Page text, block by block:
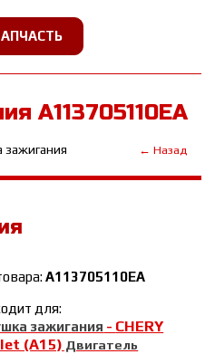
A113705110EA
зажигания ← Назад
A113705110EA
для:
зажигания - CHERY
(A15) Двигатель